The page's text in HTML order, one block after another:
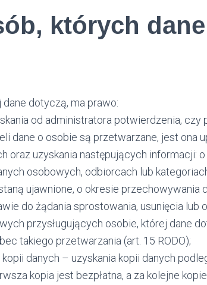
których
dane dotyczą, ma prawo:
od administratora potwierdzenia, czy
dane o osobie są przetwarzane, jest ona
oraz uzyskania następujących informacji:
osobowych, odbiorcach lub
ujawnione, o okresie przechowywania
do żądania sprostowania, usunięcia lub
przysługujących osobie, której dane
takiego przetwarzania (art. 15 RODO);
danych – uzyskania kopii danych
kopia jest bezpłatna, a za kolejne